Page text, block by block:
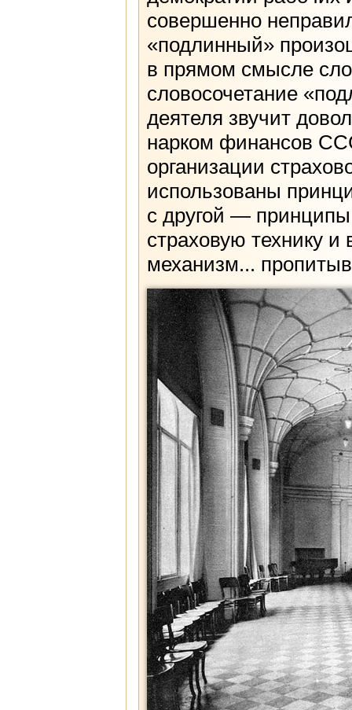
совершенно
«подлинный»
в прямом смысле
словосочетание
деятеля звучит
нарком финансов
организации
использованы
с другой —
страховую технику
механизм...